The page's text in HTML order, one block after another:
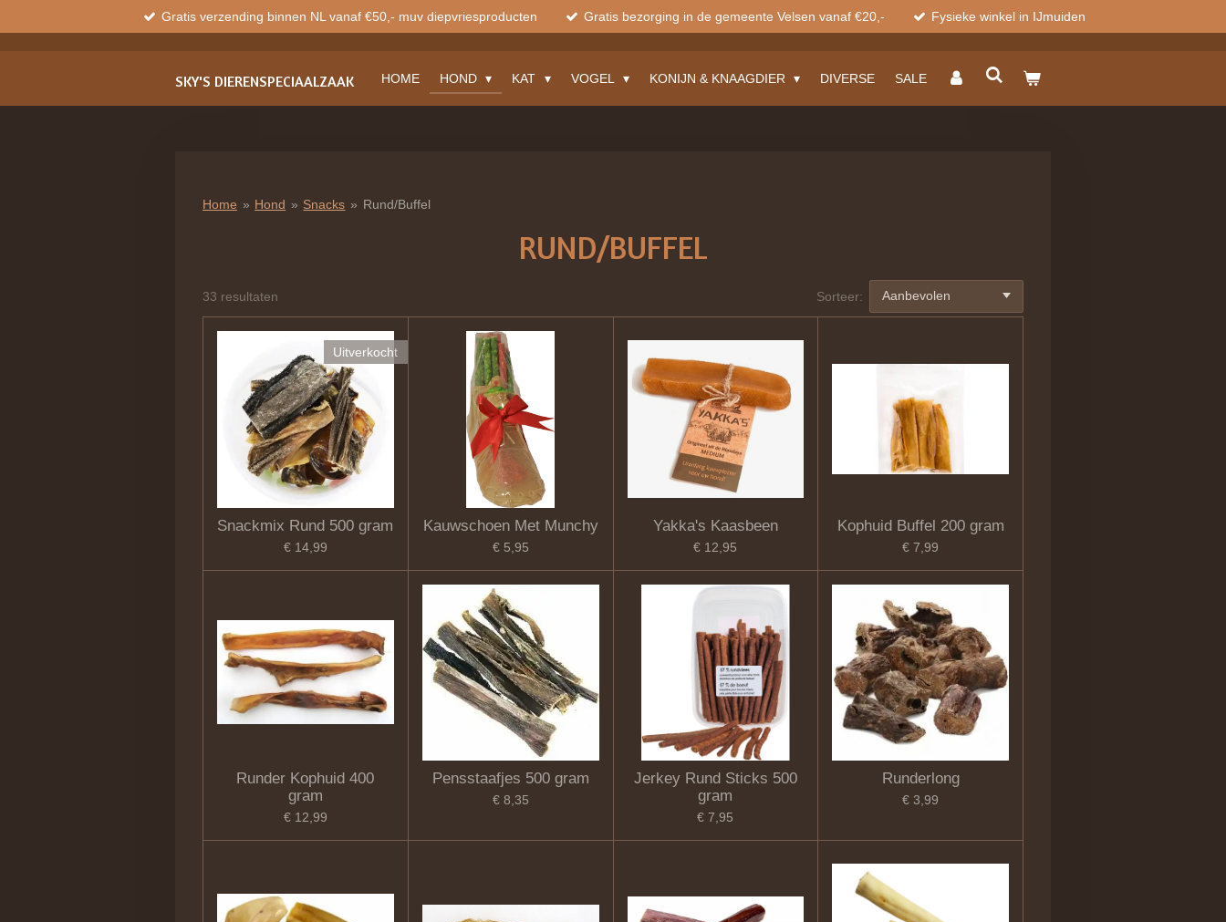
Gratis verzending binnen NL vanaf €50,- muv diepvriesproducten Gratis bezorging in de gemeente Velsen vanaf €20,- Fysieke winkel in IJmuiden
SKY'S DIERENSPECIAALZAAK HOME HOND KAT VOGEL KONIJN & KNAAGDIER DIVERSE SALE
Home » Hond » Snacks » Rund/Buffel
RUND/BUFFEL
33 resultaten Sorteer:
Uitverkocht
Snackmix Rund 500 gram
€ 14,99
Kauwschoen Met Munchy
€ 5,95
Yakka's Kaasbeen
€ 12,95
Kophuid Buffel 200 gram
€ 7,99
Runder Kophuid 400
gram
€ 12,99
Pensstaafjes 500 gram
€ 8,35
Jerkey Rund Sticks 500
gram
€ 7,95
Runderlong
€ 3,99